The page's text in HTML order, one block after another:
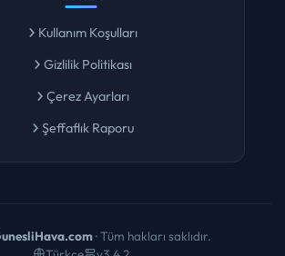
Kullanım Koşulları
Gizlilik Politikası
Çerez Ayarları
Şeffaflık Raporu
· Tüm hakları saklıdır.